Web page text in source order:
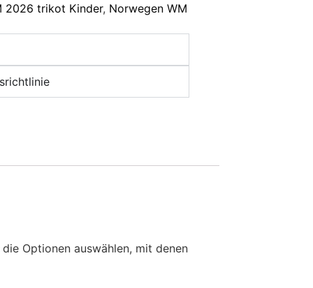
2026 trikot Kinder, Norwegen WM
Optionen auswählen, mit denen